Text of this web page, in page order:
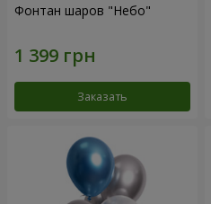
Фонтан шаров "Небо"
Заказать